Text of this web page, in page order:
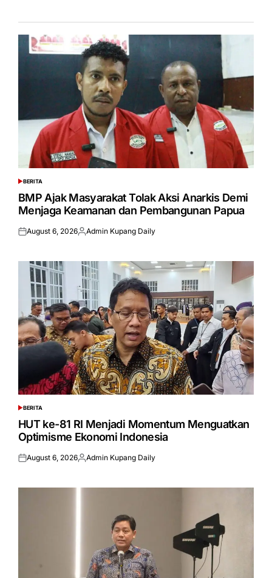
POSTED
IN
BERITA
BMP Ajak Masyarakat Tolak Aksi Anarkis Demi
Menjaga Keamanan dan Pembangunan Papua
Posted
August 6, 2026Posted
Admin Kupang Daily
POSTED
IN
BERITA
HUT ke-81 RI Menjadi Momentum Menguatkan
Optimisme Ekonomi Indonesia
Posted
August 6, 2026Posted
Admin Kupang Daily